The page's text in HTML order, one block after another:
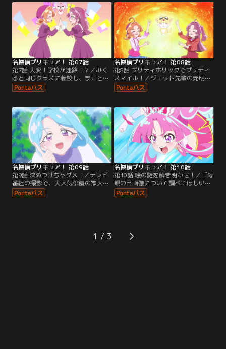
みくるも、高等部の幽霊さわぎを解
決してほしい、と理事長に依頼され
る。
プリキットを手渡せなかった理由を
ジェット先輩に打ち明ける。
名探偵プリキュア！ 第07話
第7話 大変！学校が迷路！？／みく
ると同じクラスに転校し、まことみ
らい学園に通えることになったあん
な。広い校舎におどろいていたが、
迷路」にみくると迷い込んでしま
う。
名探偵プリキュア！ 第08話
第8話 プリティホリックでプリティ
スマイル！／ジェット先輩の発明品
であるプリキットをグッズにして、
お店を開くことにしたあんなたち。
なおまじないとゴーグルについて聞
かれたジェット先輩は、過去のこと
を振り返る。
名探偵プリキュア！ 第09話
第9話 決めつけちゃダメ！／テレビ
番組の撮影で、大人気俳優の家入し
るくがまことみらい学園にやってく
る。演劇部の劇に参加するという企
名探偵プリキュア！ 第10話
第10話 絵の謎を解き明かせ！／「母
親の自画像について調べてほしい」
という依頼人がキュアット探偵事務
所にやってくる。有名な風景画家だ
1